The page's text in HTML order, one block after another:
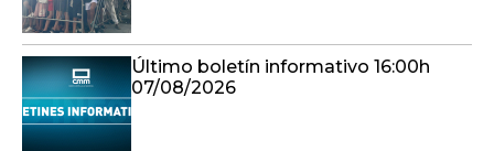
Último boletín informativo 16:00h
07/08/2026